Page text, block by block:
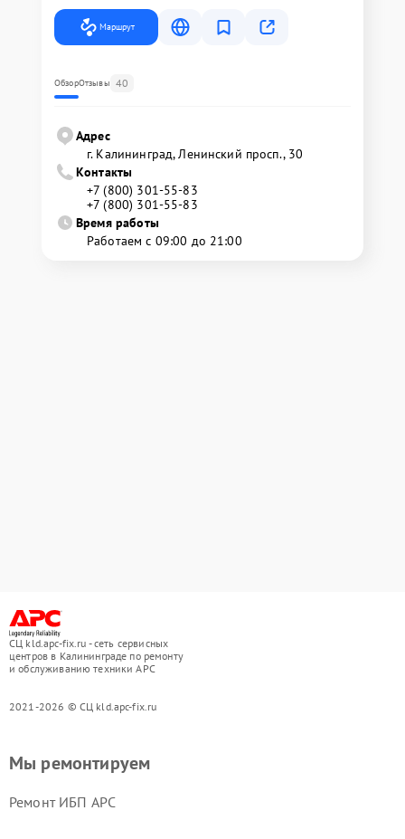
Маршрут
ОбзорОтзывы 40
Адрес
г. Калининград, Ленинский просп., 30
Контакты
+7 (800) 301-55-83
+7 (800) 301-55-83
Время работы
Работаем с 09:00 до 21:00
СЦ kld.apc-fix.ru - сеть сервисных
центров в Калининграде по ремонту
и обслуживанию техники APC
2021-2026 © СЦ kld.apc-fix.ru
Мы ремонтируем
Ремонт ИБП APC